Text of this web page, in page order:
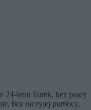
24-letni Turek, bez pracy
bez niczyjej pomocy,